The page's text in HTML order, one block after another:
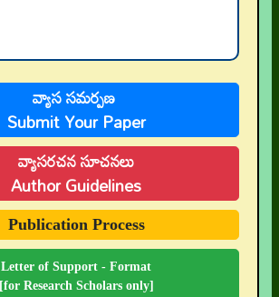
వ్యాస సమర్పణ
Submit Your Paper
వ్యాసరచన సూచనలు
Author Guidelines
Publication Process
Letter of Support - Format
[for Research Scholars only]